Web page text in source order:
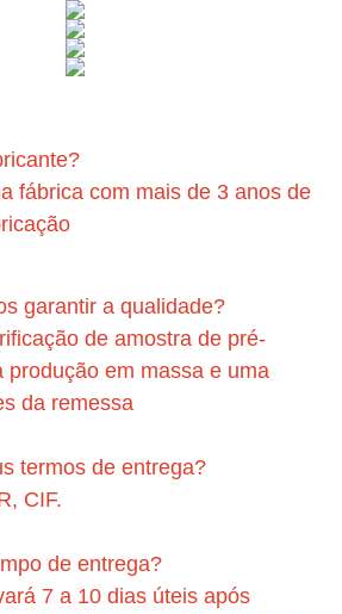
fábrica com mais de 3 anos de
garantir a qualidade?
de amostra de pré-
produção em massa e uma
da remessa
termos de entrega?
CIF.
de entrega?
7 a 10 dias úteis após